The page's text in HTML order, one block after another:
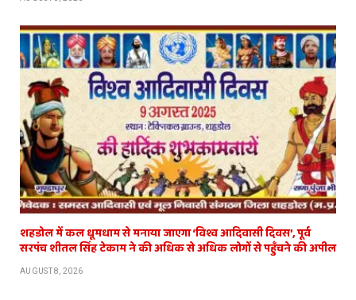
शहडोल में कल धूमधाम से मनाया जाएगा ‘विश्व आदिवासी दिवस’, पूर्व
सरपंच शीतल सिंह टेकाम ने की अधिक से अधिक लोगों से पहुँचने की अपील
AUGUST 8, 2026